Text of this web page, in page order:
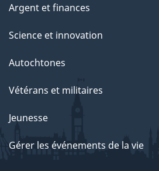
Argent et finances
Science et innovation
Autochtones
Vétérans et militaires
Jeunesse
Gérer les événements de la vie